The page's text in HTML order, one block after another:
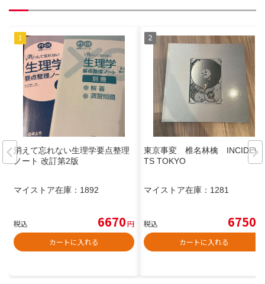
消えて忘れない生理学要点整理
ノート 改訂第2版
マイストア在庫： 1892
税込 6670円
カートに入れる
東京事変 椎名林檎 INCIDEN
TS TOKYO
マイストア在庫： 1281
税込 6750
カートに入れる